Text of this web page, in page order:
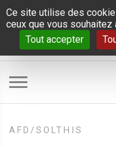
Panneau de gestion des
Ce site utilise des
ceux que vous souhaitez
Tout accepter
AFD/SOLTHIS